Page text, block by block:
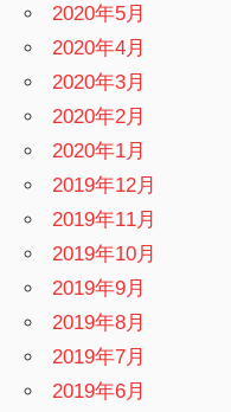
2020年5月
2020年4月
2020年3月
2020年2月
2020年1月
2019年12月
2019年11月
2019年10月
2019年9月
2019年8月
2019年7月
2019年6月